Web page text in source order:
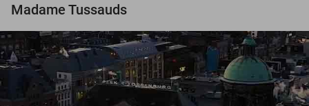
Madame Tussauds